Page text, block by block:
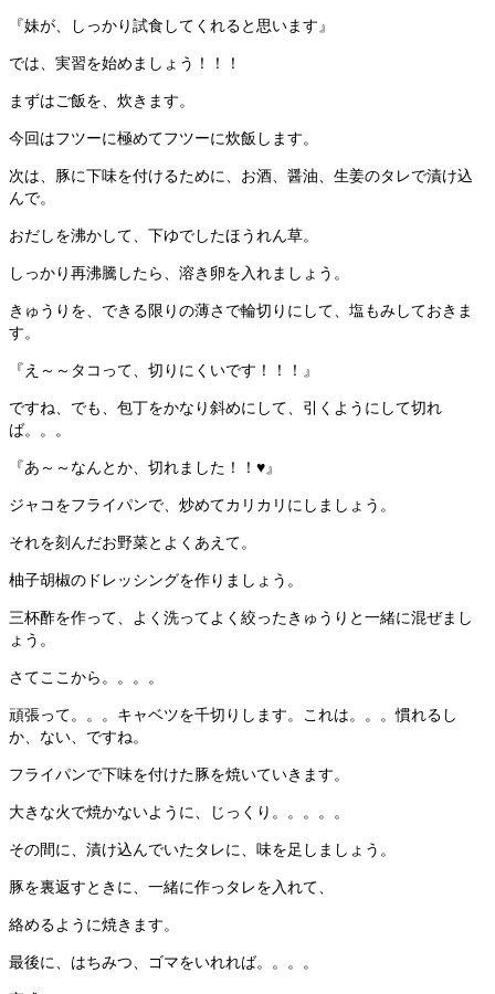
『妹が、しっかり試食してくれると思います』
では、実習を始めましょう！！！
まずはご飯を、炊きます。
今回はフツーに極めてフツーに炊飯します。
次は、豚に下味を付けるために、お酒、醤油、生姜のタレで漬け込
んで。
おだしを沸かして、下ゆでしたほうれん草。
しっかり再沸騰したら、溶き卵を入れましょう。
きゅうりを、できる限りの薄さで輪切りにして、塩もみしておきま
す。
『え～～タコって、切りにくいです！！！』
ですね、でも、包丁をかなり斜めにして、引くようにして切れ
ば。。。
『あ～～なんとか、切れました！！♥』
ジャコをフライパンで、炒めてカリカリにしましょう。
それを刻んだお野菜とよくあえて。
柚子胡椒のドレッシングを作りましょう。
三杯酢を作って、よく洗ってよく絞ったきゅうりと一緒に混ぜまし
ょう。
さてここから。。。。
頑張って。。。キャベツを千切りします。これは。。。慣れるし
か、ない、ですね。
フライパンで下味を付けた豚を焼いていきます。
大きな火で焼かないように、じっくり。。。。。
その間に、漬け込んでいたタレに、味を足しましょう。
豚を裏返すときに、一緒に作っタレを入れて、
絡めるように焼きます。
最後に、はちみつ、ゴマをいれれば。。。。